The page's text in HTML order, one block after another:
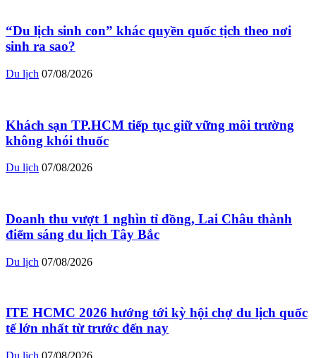
“Du lịch sinh con” khác quyền quốc tịch theo nơi
sinh ra sao?
Du lịch 07/08/2026
Khách sạn TP.HCM tiếp tục giữ vững môi trường
không khói thuốc
Du lịch 07/08/2026
Doanh thu vượt 1 nghìn tỉ đồng, Lai Châu thành
điểm sáng du lịch Tây Bắc
Du lịch 07/08/2026
ITE HCMC 2026 hướng tới kỳ hội chợ du lịch quốc
tế lớn nhất từ trước đến nay